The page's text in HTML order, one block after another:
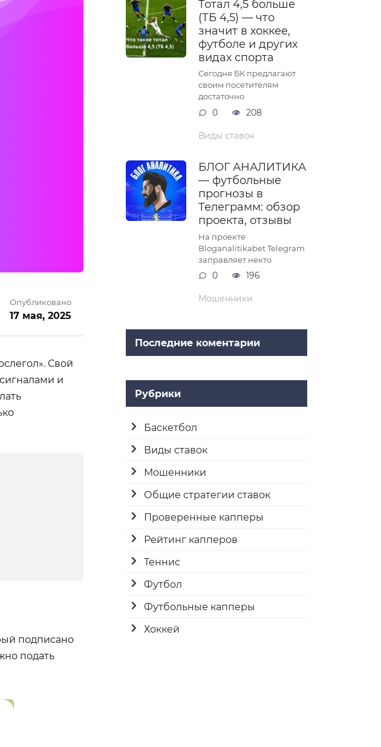
Опубликовано
17 мая, 2025
Свой
и
подписано
подать
Тотал 4,5 больше
(ТБ 4,5) — что
значит в хоккее,
футболе и других
видах спорта
Сегодня БК предлагают
своим посетителям
достаточно
0 208
Виды ставок
БЛОГ АНАЛИТИКА
— футбольные
прогнозы в
Телеграмм: обзор
проекта, отзывы
На проекте
Bloganalitikabet Telegram
заправляет некто
0 196
Мошенники
Последние коментарии
Рубрики
Баскетбол
Виды ставок
Мошенники
Общие стратегии ставок
Проверенные капперы
Рейтинг капперов
Теннис
Футбол
Футбольные капперы
Хоккей